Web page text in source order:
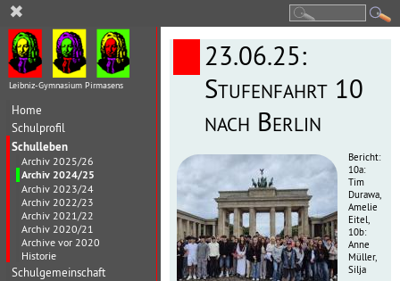
Leibniz-Gymnasium Pirmasens
Home
Schulprofil
Schulleben
Archiv 2025/26
Archiv 2024/25
Archiv 2023/24
Archiv 2022/23
Archiv 2021/22
Archiv 2020/21
Archive vor 2020
Historie
Schulgemeinschaft
23.06.25:
Stufenfahrt 10
nach Berlin
Bericht:
10a:
Tim
Durawa,
Amelie
Eitel,
10b:
Anne
Müller,
Silja
✖